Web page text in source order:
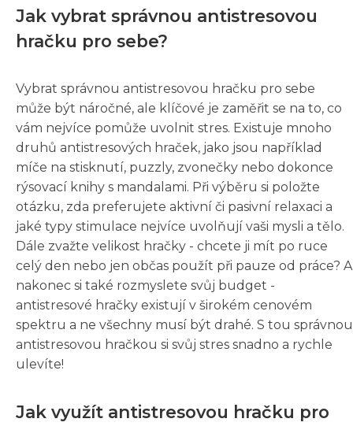
Jak vybrat správnou antistresovou
hračku pro sebe?
Vybrat správnou antistresovou hračku pro sebe
může být náročné, ale klíčové je zaměřit se na to, co
vám nejvíce pomůže uvolnit stres. Existuje mnoho
druhů antistresových hraček, jako jsou například
míče na stisknutí, puzzly, zvonečky nebo dokonce
rýsovací knihy s mandalami. Při výběru si položte
otázku, zda preferujete aktivní či pasivní relaxaci a
jaké typy stimulace nejvíce uvolňují vaši mysli a tělo.
Dále zvažte velikost hračky - chcete ji mít po ruce
celý den nebo jen občas použít při pauze od práce? A
nakonec si také rozmyslete svůj budget -
antistresové hračky existují v širokém cenovém
spektru a ne všechny musí být drahé. S tou správnou
antistresovou hračkou si svůj stres snadno a rychle
ulevíte!
Jak využít antistresovou hračku pro